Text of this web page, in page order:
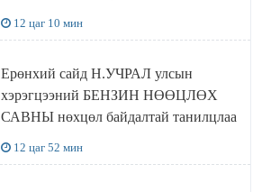
12 цаг 10 мин
Ерөнхий сайд Н.УЧРАЛ улсын
хэрэгцээний БЕНЗИН НӨӨЦЛӨХ
САВНЫ нөхцөл байдалтай танилцлаа
12 цаг 52 мин